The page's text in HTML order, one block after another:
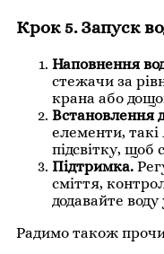
Крок 5. Запуск
Наповнення
стежачи за
крана або
Встановлення
елементи, такі
підсвітку, щоб
Підтримка.
сміття,
додавайте
Радимо також